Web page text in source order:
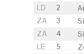
LD
2
ZA
3
ZA
4
LE
5